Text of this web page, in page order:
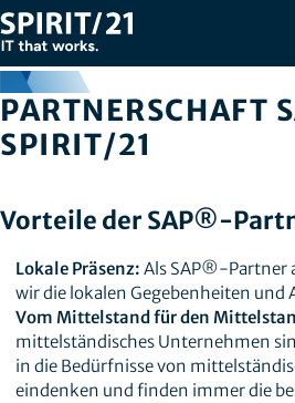
PARTNERSCHAFT
SPIRIT/21
Vorteile der SAP®-
Lokale Präsenz: Als SAP®-Partner
wir die lokalen Gegebenheiten und
Vom Mittelstand für den
mittelständisches Unternehmen
in die Bedürfnisse von
eindenken und finden immer die